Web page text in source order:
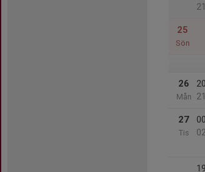
25
Sön
26
Mån
27
Tis